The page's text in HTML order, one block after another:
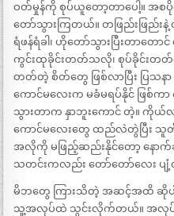
ဝတ်မှုန်ကို စုပ်ယူတော့တာပေါ့။ အ
တော်သွားကြတယ်။ တဖြည်းဖြည်းနဲ့
ရံဖန်ရံခါ၊ ဟိုတော်သွားပြီးတာတေ
ကွင်းထုခိုင်းတတ်သလို၊ စုပ်ခိုင်းတ
တတ်တဲ့ စိတ်တွေ ဖြစ်လာပြီး ပြသ
ကောင်မလေးက မခံမရပ်နိုင် ဖြစ်
သွားတာက နှာဘူးကောင် တဲ့။ ကိုယ်
ကောင်မလေးတွေ ထည်လဲတွဲပြီး
အလိုကို မဖြည့်ဆည်းနိုင်တော့ နော
သတင်းကလည်း တော်တော်လေး ပ
မိဘတွေ ကြားသိတဲ့ အဆင့်အထိ ဆိုပါတ
သူ့အလုပ်ထဲ သွင်းလိုက်တယ်။ အလုပ်ထဲ